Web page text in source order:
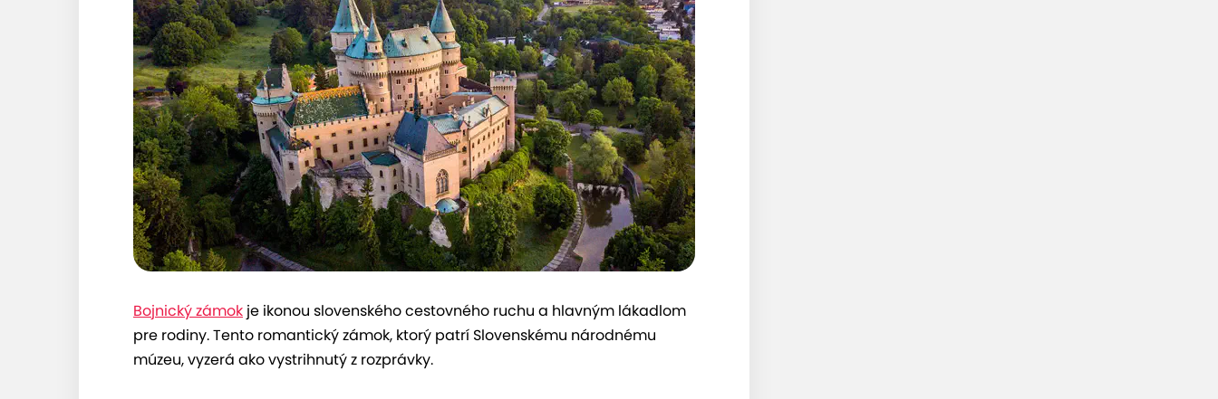
Bojnický zámok je ikonou slovenského cestovného ruchu a hlavným lákadlom
pre rodiny. Tento romantický zámok, ktorý patrí Slovenskému národnému
múzeu, vyzerá ako vystrihnutý z rozprávky.